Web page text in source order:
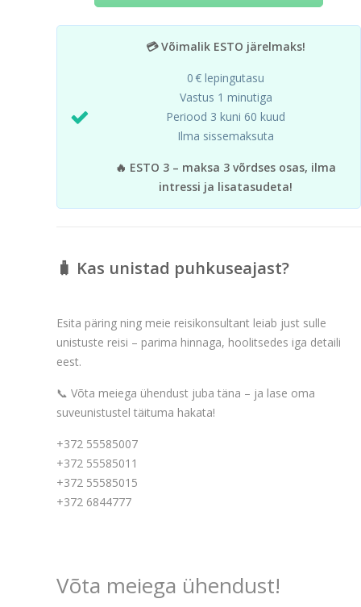
💳 Võimalik ESTO järelmaks!
0 € lepingutasu
Vastus 1 minutiga
Periood 3 kuni 60 kuud
Ilma sissemaksuta
🔥 ESTO 3 – maksa 3 võrdses osas, ilma
intressi ja lisatasudeta!
🧳 Kas unistad puhkuseajast?
Esita päring ning meie reisikonsultant leiab just sulle
unistuste reisi – parima hinnaga, hoolitsedes iga detaili
eest.
📞 Võta meiega ühendust juba täna – ja lase oma
suveunistustel täituma hakata!
+372 55585007
+372 55585011
+372 55585015
+372 6844777
Võta meiega ühendust!